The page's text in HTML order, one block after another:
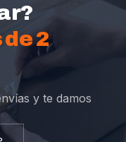
2
y te damos